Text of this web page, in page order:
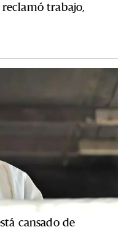
trabajo,
cansado de